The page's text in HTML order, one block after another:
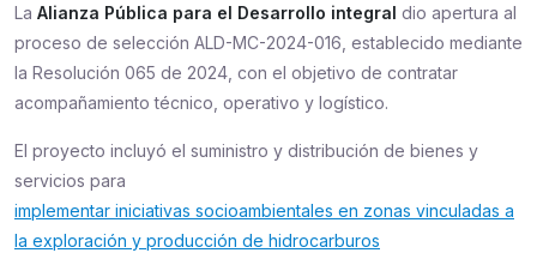
La Alianza Pública para el Desarrollo integral dio apertura al
proceso de selección ALD-MC-2024-016, establecido mediante
la Resolución 065 de 2024, con el objetivo de contratar
acompañamiento técnico, operativo y logístico.
El proyecto incluyó el suministro y distribución de bienes y
servicios para
implementar iniciativas socioambientales en zonas vinculadas a
la exploración y producción de hidrocarburos